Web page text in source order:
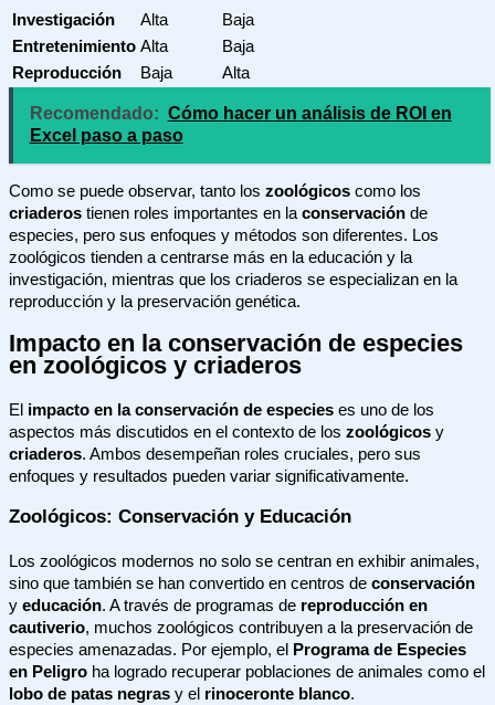
Investigación
Alta
Baja
Entretenimiento Alta
Baja
Reproducción
Baja Alta
Recomendado: Cómo hacer un análisis de ROI en
Excel paso a paso
Como se puede observar, tanto los zoológicos como los
criaderos tienen roles importantes en la conservación de
especies, pero sus enfoques y métodos son diferentes. Los
zoológicos tienden a centrarse más en la educación y la
investigación, mientras que los criaderos se especializan en la
reproducción y la preservación genética.
Impacto en la conservación de especies
en zoológicos y criaderos
El impacto en la conservación de especies es uno de los
aspectos más discutidos en el contexto de los zoológicos y
criaderos. Ambos desempeñan roles cruciales, pero sus
enfoques y resultados pueden variar significativamente.
Zoológicos: Conservación y Educación
Los zoológicos modernos no solo se centran en exhibir animales,
sino que también se han convertido en centros de conservación
y educación. A través de programas de reproducción en
cautiverio, muchos zoológicos contribuyen a la preservación de
especies amenazadas. Por ejemplo, el
Programa de Especies
en Peligro ha logrado recuperar poblaciones de animales como el
lobo de patas negras y el rinoceronte blanco.